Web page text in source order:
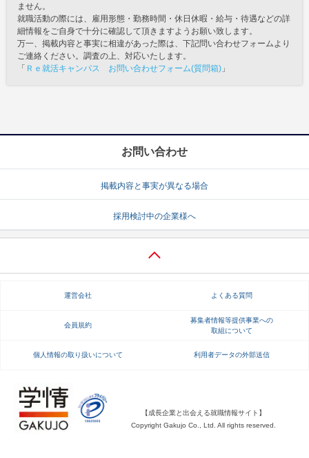
ません。
就職活動の際には、雇用形態・勤務時間・休日休暇・給与・待遇などの詳
細情報をご自身で十分に確認して頂きますようお願い致します。
万一、掲載内容と事実に相違があった際は、下記問い合わせフォームより
ご連絡ください。調査の上、対応いたします。
「 Ｒｅ就活キャンパス お問い合わせフォーム(質問箱) 」
お問い合わせ
掲載内容と事実が異なる場合
採用検討中の企業様へ
運営会社 よくある質問
会員規約
募集者情報等提供事業への
取組について
個人情報の取り扱いについて 利用者データの外部送信
【成長企業と出会える就職情報サイト】
Copyright Gakujo Co., Ltd. All rights reserved.